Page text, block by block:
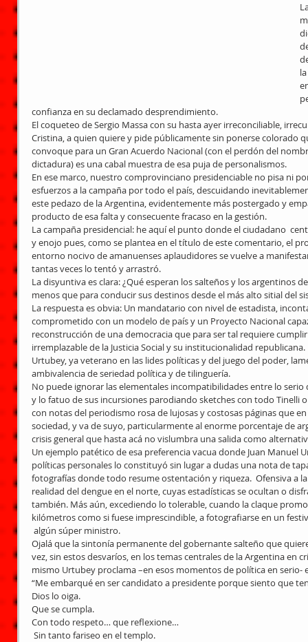
confianza en su declamado desprendimiento.
El coqueteo de Sergio Massa con su hasta ayer irreconciliable,
Cristina, a quien quiere y pide públicamente sin ponerse colorado
convoque para un Gran Acuerdo Nacional (con el perdón del
dictadura) es una cabal muestra de esa puja de personalismos.
En ese marco, nuestro comprovinciano presidenciable no pisa ni
esfuerzos a la campaña por todo el país, descuidando
este pedazo de la Argentina, evidentemente más postergado y
producto de esa falta y consecuente fracaso en la gestión.
La campaña presidencial: he aquí el punto donde el ciudadano
y enojo pues, como se plantea en el título de este comentario, el
entorno nocivo de amanuenses aplaudidores se vuelve a
tantas veces lo tentó y arrastró.
La disyuntiva es clara: ¿Qué esperan los salteños y los argentinos
menos que para conducir sus destinos desde el más alto sitial del
La respuesta es obvia: Un mandatario con nivel de estadista,
comprometido con un modelo de país y un Proyecto Nacional
reconstrucción de una democracia que para ser tal requiere
irremplazable de la Justicia Social y su institucionalidad republicana.
Urtubey, ya veterano en las lides políticas y del juego del poder,
ambivalencia de seriedad política y de tilinguería.
No puede ignorar las elementales incompatibilidades entre lo
y lo fatuo de sus incursiones parodiando sketches con todo Tinelli
con notas del periodismo rosa de lujosas y costosas páginas que
sociedad, y va de suyo, particularmente al enorme porcentaje de
crisis general que hasta acá no vislumbra una salida como
Un ejemplo patético de esa preferencia vacua donde Juan Manuel
políticas personales lo constituyó sin lugar a dudas una nota de
fotografías donde todo resume ostentación y riqueza.  Ofensiva a
realidad del dengue en el norte, cuyas estadísticas se ocultan o
también. Más aún, excediendo lo tolerable, cuando la claque
kilómetros como si fuese imprescindible, a fotografiarse en un
algún súper ministro.
Ojalá que la sintonía permanente del gobernante salteño que
vez, sin estos desvaríos, en los temas centrales de la Argentina en
mismo Urtubey proclama –en esos momentos de política en serio-
“Me embarqué en ser candidato a presidente porque siento que
Dios lo oiga.
Que se cumpla.
Con todo respeto… que reflexione…
Sin tanto fariseo en el templo.